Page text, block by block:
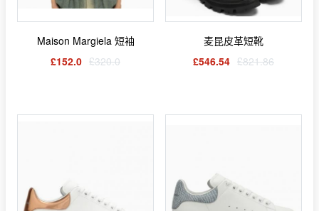
Maison Margiela 短袖
£152.0 £320.0
麦昆皮革短靴
£546.54 £821.86